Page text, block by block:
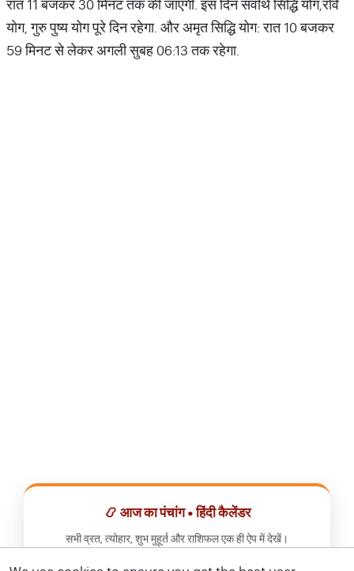
रात 11 बजकर 30 मिनट तक की जाएगी. इस दिन सर्वार्थ सिद्धि योग,रवि
योग, गुरु पुष्य योग पूरे दिन रहेगा. और अमृत सिद्धि योग: रात 10 बजकर
59 मिनट से लेकर अगली सुबह 06:13 तक रहेगा.
📿 आज का पंचांग • हिंदी कैलेंडर
सभी व्रत, त्योहार, शुभ मुहूर्त और राशिफल एक ही ऐप में देखें।